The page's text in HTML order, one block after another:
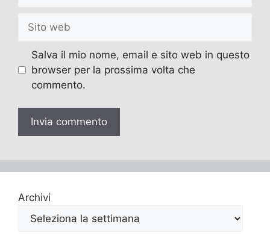
web
Salva il mio nome, email e sito web in questo
browser per la prossima volta che
commento.
Archivi